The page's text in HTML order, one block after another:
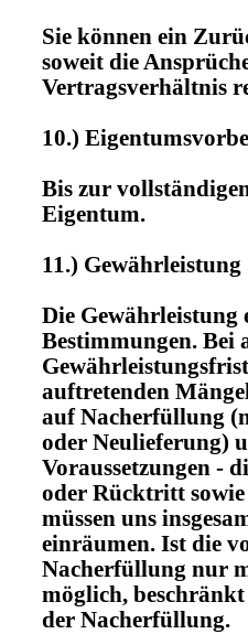
Sie können ein
soweit die
Vertragsverhältnis
10.)
Bis zur
Eigentum.
11.) Gewährleistung
Die Gewährleistung
Bestimmungen. Bei
auftretenden
auf Nacherfüllung
oder Neulieferung)
Voraussetzungen -
oder Rücktritt sowie
müssen uns
einräumen. Ist die
Nacherfüllung nur
möglich,
der Nacherfüllung.